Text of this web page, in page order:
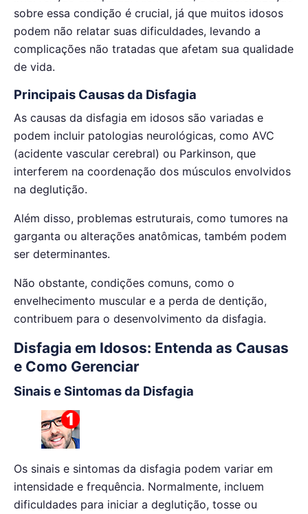
sobre essa condição é crucial, já que muitos idosos
podem não relatar suas dificuldades, levando a
complicações não tratadas que afetam sua qualidade
de vida.
Principais Causas da Disfagia
As causas da disfagia em idosos são variadas e
podem incluir patologias neurológicas, como AVC
(acidente vascular cerebral) ou Parkinson, que
interferem na coordenação dos músculos envolvidos
na deglutição.
Além disso, problemas estruturais, como tumores na
garganta ou alterações anatômicas, também podem
ser determinantes.
Não obstante, condições comuns, como o
envelhecimento muscular e a perda de dentição,
contribuem para o desenvolvimento da disfagia.
Disfagia em Idosos: Entenda as Causas
e Como Gerenciar
Sinais e Sintomas da Disfagia
Os sinais e sintomas da disfagia podem variar em
intensidade e frequência. Normalmente, incluem
dificuldades para iniciar a deglutição, tosse ou